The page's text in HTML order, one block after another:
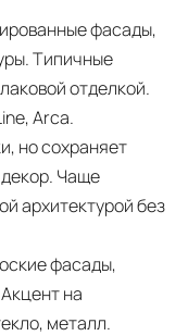
фасады,
Типичные
отделкой.
Arca.
но сохраняет
Чаще
архитектурой без
фасады,
на
металл.